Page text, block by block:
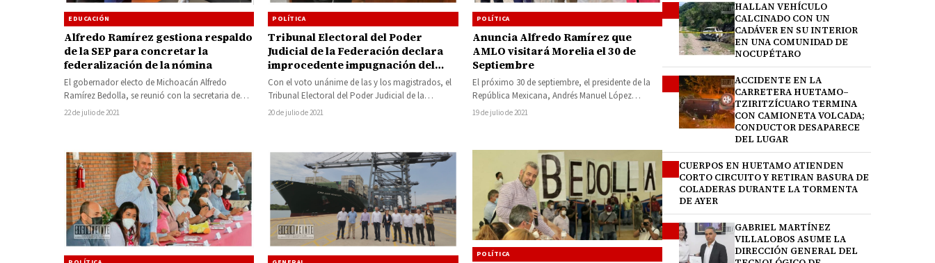
EDUCACIÓN
Alfredo Ramírez gestiona respaldo
de la SEP para concretar la
federalización de la nómina
El gobernador electo de Michoacán Alfredo
Ramírez Bedolla, se reunió con la secretaria de
Educación Pública, Delfina Gómez Álvarez, con…
22 de julio de 2021
POLÍTICA
Tribunal Electoral del Poder
Judicial de la Federación declara
improcedente impugnación del
Equipo por Michoacán del cómputo
en el distrito 22 con sede en Múgica
que pretendía revertir triunfo de
Ramírez Bedolla
Con el voto unánime de las y los magistrados, el
Tribunal Electoral del Poder Judicial de la
Federación (TEPJF) resolvió…
20 de julio de 2021
POLÍTICA
Anuncia Alfredo Ramírez que
AMLO visitará Morelia el 30 de
Septiembre
El próximo 30 de septiembre, el presidente de la
República Mexicana, Andrés Manuel López
Obrador, visitará la capital michoacana, así…
19 de julio de 2021
POLÍTICA
HALLAN VEHÍCULO
CALCINADO CON UN
CADÁVER EN SU INTERIOR
EN UNA COMUNIDAD DE
NOCUPÉTARO
ACCIDENTE EN LA
CARRETERA HUETAMO–
TZIRITZÍCUARO TERMINA
CON CAMIONETA VOLCADA;
CONDUCTOR DESAPARECE
DEL LUGAR
CUERPOS EN HUETAMO ATIENDEN
CORTO CIRCUITO Y RETIRAN BASURA DE
COLADERAS DURANTE LA TORMENTA
DE AYER
GABRIEL MARTÍNEZ
VILLALOBOS ASUME LA
DIRECCIÓN GENERAL DEL